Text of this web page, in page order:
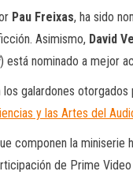
Pau Freixas, ha sido
Asimismo, David
) está nominado a mejor
los galardones otorgados
y las Artes del
componen la miniserie
de Prime